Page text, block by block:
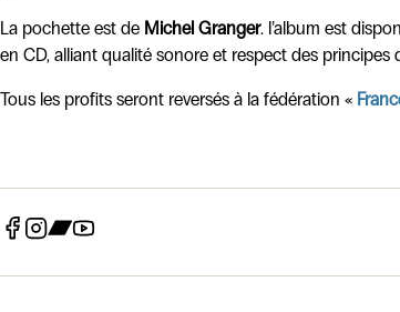
La pochette est de Michel Granger. l’album est
en CD, alliant qualité sonore et respect des principes
Tous les profits seront reversés à la fédération «